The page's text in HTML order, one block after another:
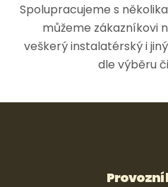
Spolupracujeme s
můžeme zákazníkovi
veškerý instalatérský i
dle výběru
Provozní